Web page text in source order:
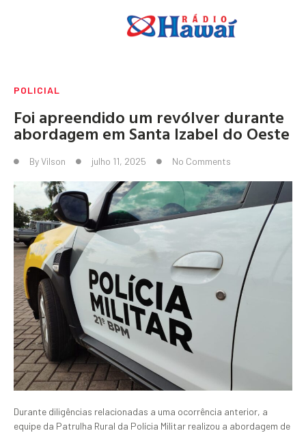
POLICIAL
Foi apreendido um revólver durante
abordagem em Santa Izabel do Oeste
ByVilson julho 11, 2025 No Comments
Durante diligências relacionadas a uma ocorrência anterior, a
equipe da Patrulha Rural da Polícia Militar realizou a abordagem de